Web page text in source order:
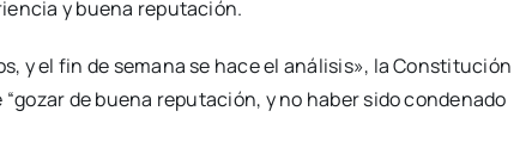
y buena reputación.
y el fin de semana se hace el análisis», la Constitución
de buena reputación, y no haber sido condenado